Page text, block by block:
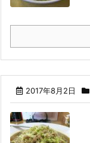
2017年8月2日